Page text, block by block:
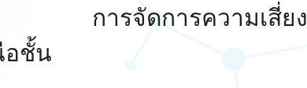
อชั้น
การจัดการความเสี่ยง